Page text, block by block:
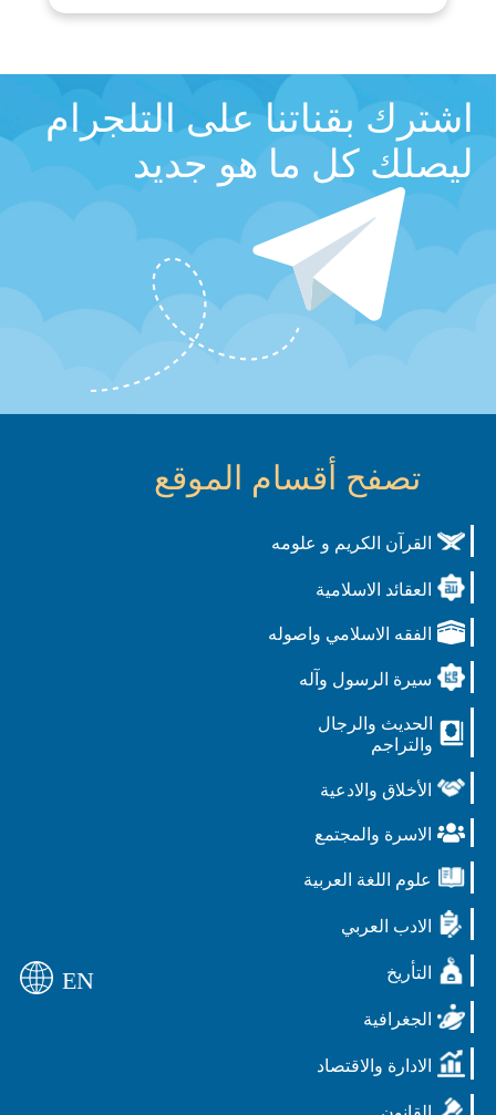
اشترك بقناتنا على التلجرام
ليصلك كل ما هو جديد
تصفح أقسام الموقع
القرآن الكريم و علومه
العقائد الاسلامية
الفقه الاسلامي واصوله
سيرة الرسول وآله
الحديث والرجال
والتراجم
الأخلاق والادعية
الاسرة والمجتمع
علوم اللغة العربية
الادب العربي
التأريخ
الجغرافية
الادارة والاقتصاد
EN